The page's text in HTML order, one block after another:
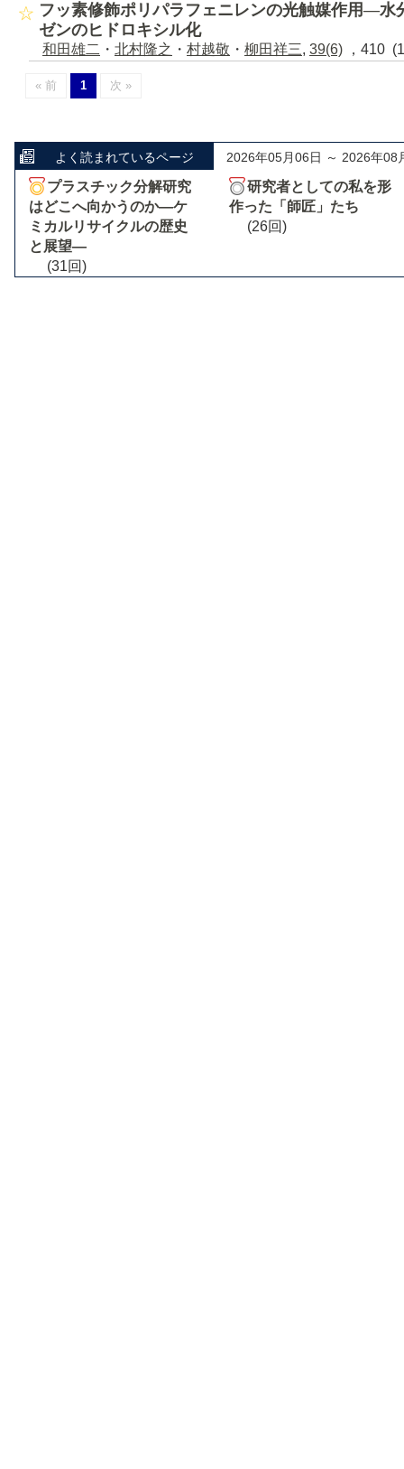
フッ素修飾ポリパラフェニレンの光触媒作用―水
ゼンのヒドロキシル化
和田雄二 ・ 北村隆之 ・ 村越敬 ・ 柳田祥三, 39(6) ，410
« 前 1 次 »
よく読まれているページ 2026年05月06日 ～ 2026年08
プラスチック分解研究
はどこへ向かうのか―ケ
ミカルリサイクルの歴史
と展望―
(31回)
研究者としての私を形
作った「師匠」たち
(26回)